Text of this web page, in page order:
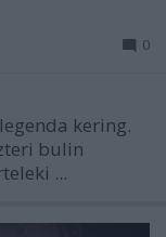
0
kering.
bulin
...